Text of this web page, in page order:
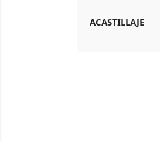
ACASTILLAJE